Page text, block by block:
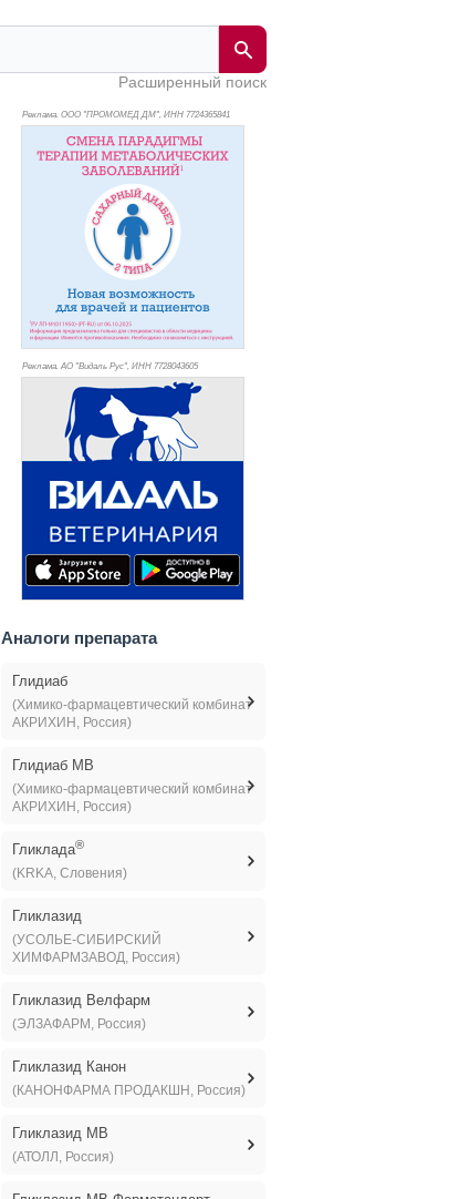
Расширенный поиск
Реклама. ООО "ПРОМОМЕД ДМ", ИНН 7724365841
Реклама. АО "Видаль Рус", ИНН 7728043605
Аналоги препарата
Глидиаб
(Химико-фармацевтический комбинат
АКРИХИН, Россия)
Глидиаб МВ
(Химико-фармацевтический комбинат
АКРИХИН, Россия)
Гликлада®
(KRKA, Словения)
Гликлазид
(УСОЛЬЕ-СИБИРСКИЙ
ХИМФАРМЗАВОД, Россия)
Гликлазид Велфарм
(ЭЛЗАФАРМ, Россия)
Гликлазид Канон
(КАНОНФАРМА ПРОДАКШН, Россия)
Гликлазид МВ
(АТОЛЛ, Россия)